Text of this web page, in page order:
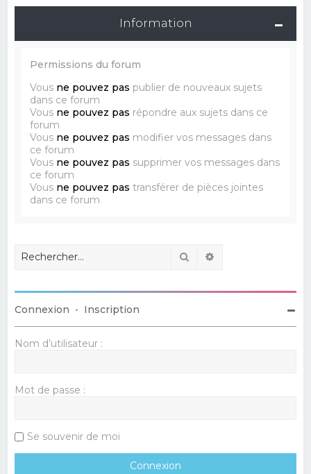
Information
Permissions du forum
Vous ne pouvez pas publier de nouveaux sujets
dans ce forum
Vous ne pouvez pas répondre aux sujets dans ce
forum
Vous ne pouvez pas modifier vos messages dans
ce forum
Vous ne pouvez pas supprimer vos messages dans
ce forum
Vous ne pouvez pas transférer de pièces jointes
dans ce forum
Rechercher
Connexion • Inscription
Nom d’utilisateur :
Mot de passe :
Se souvenir de moi